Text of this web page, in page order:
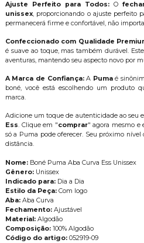
Ajuste Perfeito para Todos:O
unissex, proporcionando o ajuste perfeito
permanecerá firme e confortável, não
Confeccionado com Qualidade
é suave ao toque, mas também durável.
aventuras, mantendo seu aspecto novo por
A Marca de Confiança:A Pumaé
boné, você está escolhendo um produto
marca.
Adicione um toque de autenticidade ao seu
Ess. Clique em "comprar" agora mesmo e
só a Puma pode oferecer. Seu próximo
distância.
Nome:Boné Puma Aba Curva Ess Unissex
Gênero: Unissex
Indicado para:Dia a Dia
Estilo da Peça:Com logo
Aba: Aba Curva
Fechamento: Ajustável
Material:Algodão
Composição:100% Algodão
Código do artigo: 052919-09